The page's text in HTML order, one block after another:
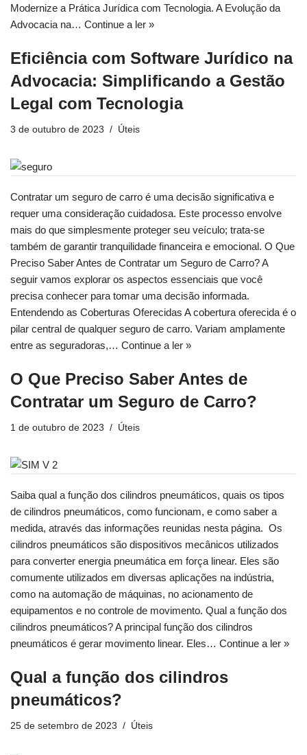
Modernize a Prática Jurídica com Tecnologia. A Evolução da
Advocacia na… Continue a ler »
Eficiência com Software Jurídico na
Advocacia: Simplificando a Gestão
Legal com Tecnologia
3 de outubro de 2023 Úteis
Contratar um seguro de carro é uma decisão significativa e
requer uma consideração cuidadosa. Este processo envolve
mais do que simplesmente proteger seu veículo; trata-se
também de garantir tranquilidade financeira e emocional. O Que
Preciso Saber Antes de Contratar um Seguro de Carro? A
seguir vamos explorar os aspectos essenciais que você
precisa conhecer para tomar uma decisão informada.
Entendendo as Coberturas Oferecidas A cobertura oferecida é o
pilar central de qualquer seguro de carro. Variam amplamente
entre as seguradoras,… Continue a ler »
O Que Preciso Saber Antes de
Contratar um Seguro de Carro?
1 de outubro de 2023 Úteis
Saiba qual a função dos cilindros pneumáticos, quais os tipos
de cilindros pneumáticos, como funcionam, e como saber a
medida, através das informações reunidas nesta página. Os
cilindros pneumáticos são dispositivos mecânicos utilizados
para converter energia pneumática em força linear. Eles são
comumente utilizados em diversas aplicações na indústria,
como na automação de máquinas, no acionamento de
equipamentos e no controle de movimento. Qual a função dos
cilindros pneumáticos? A principal função dos cilindros
pneumáticos é gerar movimento linear. Eles… Continue a ler »
Qual a função dos cilindros
pneumáticos?
25 de setembro de 2023 Úteis